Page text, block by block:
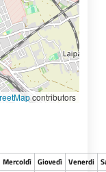
contributors
Mercoldì Giovedì Venerdi